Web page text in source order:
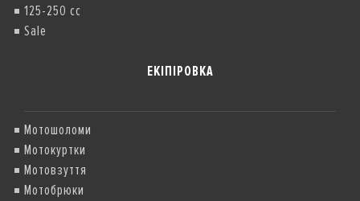
125-250 cc
Sale
ЕКІПІРОВКА
Мотошоломи
Мотокуртки
Мотовзуття
Мотобрюки